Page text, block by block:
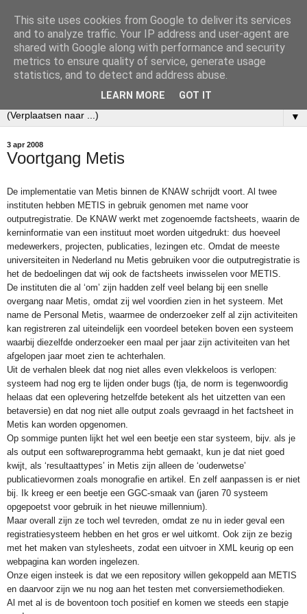
Ecobibl
Weblog over mijn werk als informatiespecialist bij het
Nederlands Instituut voor Ecologie (NIOO-KNAW).
▼
3 apr 2008
Voortgang Metis
De implementatie van Metis binnen de KNAW schrijdt voort. Al twee
instituten hebben METIS in gebruik genomen met name voor
outputregistratie. De KNAW werkt met zogenoemde factsheets, waarin de
kerninformatie van een instituut moet worden uitgedrukt: dus hoeveel
medewerkers, projecten, publicaties, lezingen etc. Omdat de meeste
universiteiten in Nederland nu Metis gebruiken voor die outputregistratie is
het de bedoelingen dat wij ook de factsheets inwisselen voor METIS.
De instituten die al ‘om’ zijn hadden zelf veel belang bij een snelle
overgang naar Metis, omdat zij wel voordien zien in het systeem. Met
name de Personal Metis, waarmee de onderzoeker zelf al zijn activiteiten
kan registreren zal uiteindelijk een voordeel beteken boven een systeem
waarbij diezelfde onderzoeker een maal per jaar zijn activiteiten van het
afgelopen jaar moet zien te achterhalen.
Uit de verhalen bleek dat nog niet alles even vlekkeloos is verlopen:
systeem had nog erg te lijden onder bugs (tja, de norm is tegenwoordig
helaas dat een oplevering hetzelfde betekent als het uitzetten van een
betaversie) en dat nog niet alle output zoals gevraagd in het factsheet in
Metis kan worden opgenomen.
Op sommige punten lijkt het wel een beetje een star systeem, bijv. als je
als output een softwareprogramma hebt gemaakt, kun je dat niet goed
kwijt, als ‘resultaattypes’ in Metis zijn alleen de ‘ouderwetse’
publicatievormen zoals monografie en artikel. En zelf aanpassen is er niet
bij. Ik kreeg er een beetje een GGC-smaak van (jaren 70 systeem
opgepoetst voor gebruik in het nieuwe millennium).
Maar overall zijn ze toch wel tevreden, omdat ze nu in ieder geval een
registratiesysteem hebben en het gros er wel uitkomt. Ook zijn ze bezig
met het maken van stylesheets, zodat een uitvoer in XML keurig op een
webpagina kan worden ingelezen.
Onze eigen insteek is dat we een repository willen gekoppeld aan METIS
en daarvoor zijn we nu nog aan het testen met conversiemethodieken.
Al met al is de boventoon toch positief en komen we steeds een stapje
This site uses cookies from Google to deliver its services
and to analyze traffic. Your IP address and user-agent are
shared with Google along with performance and security
metrics to ensure quality of service, generate usage
statistics, and to detect and address abuse.
LEARN MORE GOT IT